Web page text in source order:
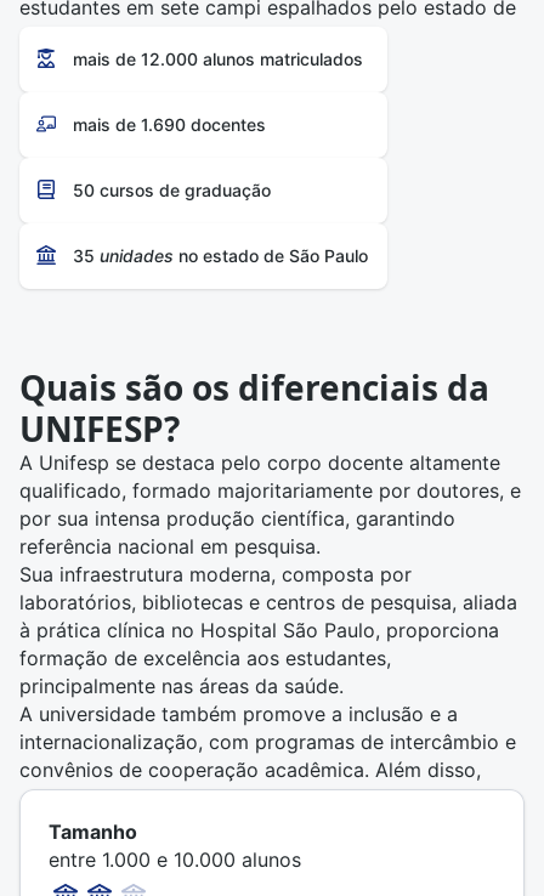
estudantes em sete campi espalhados pelo estado de
A universidade se destaca por seu compromisso com
a inclusão social, democratização do ensino superior
e desenvolvimento científico.
pública federal, fundada em 1994 a partir da Escola
Paulista de Medicina (1933).
• Cursos oferecidos: 55 cursos de graduação e
diversos programas de pós-graduação
(especializações, MBAs, mestrados e doutorados).
de São Paulo.
• Infraestrutura: Laboratórios, auditórios, bibliotecas,
restaurantes universitários, centros de pesquisa e
espaços de convivência modernos.
• Hospital São Paulo: Maior hospital universitário do
país, referência em prática clínica e procedimentos de
alta complexidade.
• Processo seletivo: Ingresso via Sisu ou vestibular
misto (nota do Enem + provas complementares).
mais de 12.000 alunos matriculados
mais de 1.690 docentes
50 cursos de graduação
35 unidades no estado de São Paulo
Quais são os diferenciais da
UNIFESP?
A Unifesp se destaca pelo corpo docente altamente
qualificado, formado majoritariamente por doutores, e
por sua intensa produção científica, garantindo
referência nacional em pesquisa.
Sua infraestrutura moderna, composta por
laboratórios, bibliotecas e centros de pesquisa, aliada
à prática clínica no Hospital São Paulo, proporciona
formação de excelência aos estudantes,
principalmente nas áreas da saúde.
A universidade também promove a inclusão e a
internacionalização, com programas de intercâmbio e
convênios de cooperação acadêmica. Além disso,
suas unidades e projetos sociais integram ensino,
pesquisa e extensão, fortalecendo o compromisso da
Unifesp com a transformação social e científica do
país.
Tamanho
entre 1.000 e 10.000 alunos